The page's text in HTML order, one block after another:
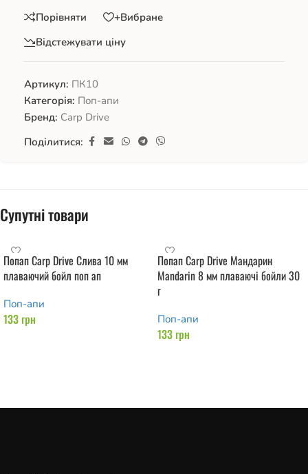
Порівняти
+Вибране
Відстежувати ціну
Артикул: ПК10
Категорія: Поп-апи
Бренд: Carp Drive
Поділитися:
Супутні товари
Попап Carp Drive Слива 10 мм
плаваючий бойл поп ап
Поп-апи
133грн
Попап Carp Drive Мандарин
Mandarin 8 мм плаваючі бойли 30
г
Поп-апи
133грн